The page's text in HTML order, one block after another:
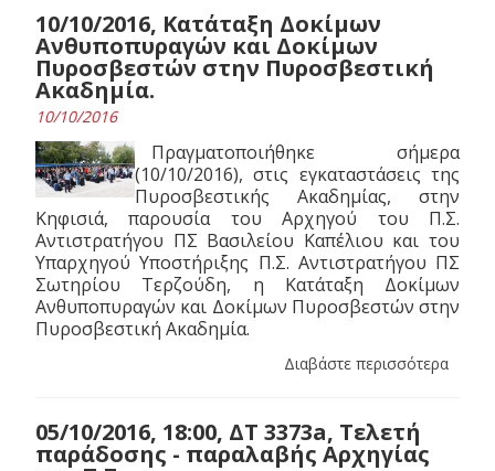
10/10/2016, Κατάταξη Δοκίμων
Ανθυποπυραγών και Δοκίμων
Πυροσβεστών στην Πυροσβεστική
Ακαδημία.
10/10/2016
Πραγματοποιήθηκε σήμερα
(10/10/2016), στις εγκαταστάσεις της
Πυροσβεστικής Ακαδημίας, στην
Κηφισιά, παρουσία του Αρχηγού του Π.Σ.
Αντιστρατήγου ΠΣ Βασιλείου Καπέλιου και του
Υπαρχηγού Υποστήριξης Π.Σ. Αντιστρατήγου ΠΣ
Σωτηρίου Τερζούδη, η Κατάταξη Δοκίμων
Ανθυποπυραγών και Δοκίμων Πυροσβεστών στην
Πυροσβεστική Ακαδημία.
Διαβάστε περισσότερα
05/10/2016, 18:00, ΔΤ 3373a, Τελετή
παράδοσης - παραλαβής Αρχηγίας